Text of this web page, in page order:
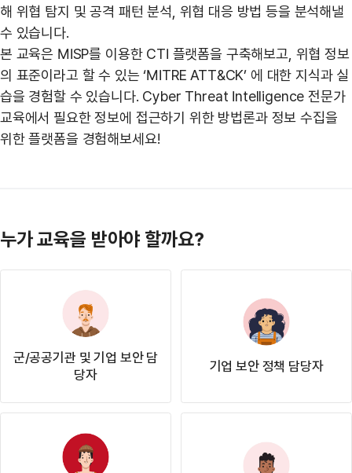
해 위협 탐지 및 공격 패턴 분석, 위협 대응 방법 등을 분석해낼
수 있습니다.
본 교육은 MISP를 이용한 CTI 플랫폼을 구축해보고, 위협 정보
의 표준이라고 할 수 있는 ‘MITRE ATT&CK’ 에 대한 지식과 실
습을 경험할 수 있습니다. Cyber Threat Intelligence 전문가
교육에서 필요한 정보에 접근하기 위한 방법론과 정보 수집을
위한 플랫폼을 경험해보세요!
누가 교육을 받아야 할까요?
군/공공기관 및 기업 보안 담
당자
기업 보안 정책 담당자